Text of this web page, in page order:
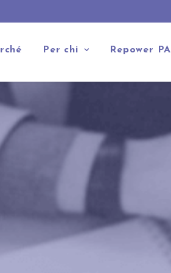
Per chi Repower PA